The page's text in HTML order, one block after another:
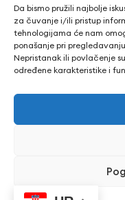
Da bismo pružili najbolje
za čuvanje i/ili pristup
tehnologijama će nam
ponašanje pri
Nepristanak ili povlačenje
određene karakteristike i
Kontaktirajte nas
Telefon: + 385 43 241
Email: info@cuk.hr
Lokacija: Trg
CUK Bjelovar ©